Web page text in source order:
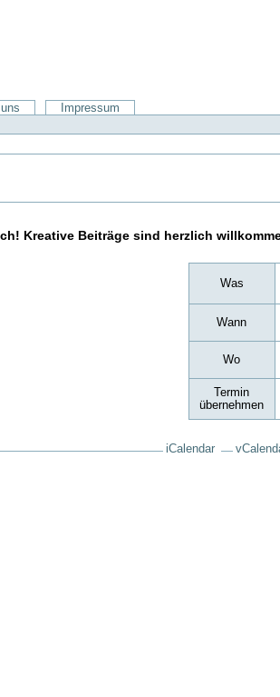
Impressum
Kreative Beiträge sind herzlich
Was
Wann
Wo
Termin
übernehmen
iCalendar